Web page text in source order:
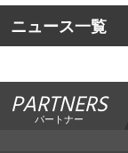
ニュース一覧
PARTNERS
パートナー